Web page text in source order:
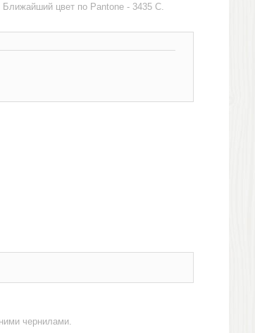
цвет по Pantone - 3435 C.
чернилами.